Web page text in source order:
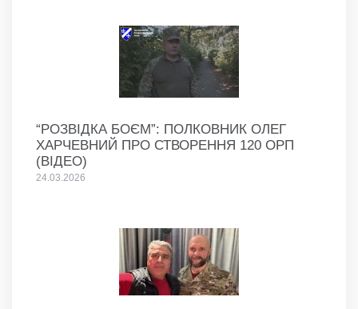
“РОЗВІДКА БОЄМ”: ПОЛКОВНИК ОЛЕГ
ХАРЧЕВНИЙ ПРО СТВОРЕННЯ 120 ОРП
(ВІДЕО)
24.03.2026